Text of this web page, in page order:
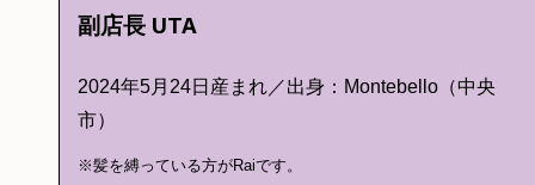
副店長 UTA
2024年5月24日産まれ／出身：Montebello（中央
市）
※髪を縛っている方がRaiです。